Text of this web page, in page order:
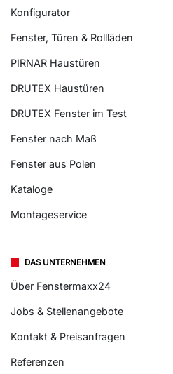
Konfigurator
Fenster, Türen & Rollläden
PIRNAR Haustüren
DRUTEX Haustüren
DRUTEX Fenster im Test
Fenster nach Maß
Fenster aus Polen
Kataloge
Montageservice
DAS UNTERNEHMEN
Über Fenstermaxx24
Jobs & Stellenangebote
Kontakt & Preisanfragen
Referenzen